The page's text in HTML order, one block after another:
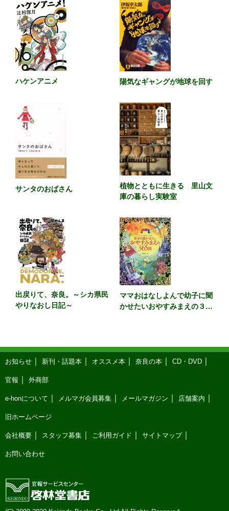
ハケンアニメ 陽気なギャングが地球を回す
サンタのおばさん
植物とともに生きる 里山文
庫の暮らし実験室
出戻りて、奈良。～シカ県民
やりなおし日記～
ママおはなしよんで幼子に聞
かせたいおやすみまえの３６
お知らせ 新刊・話題本 オススメ本 奈良の本 CD・DVD
官報 外商部
e-honについて メルマガ会員募集 メールマガジン 店舗案内
旧ホームページ
会社概要 スタッフ募集 ご利用ガイド サイトマップ
お問い合わせ